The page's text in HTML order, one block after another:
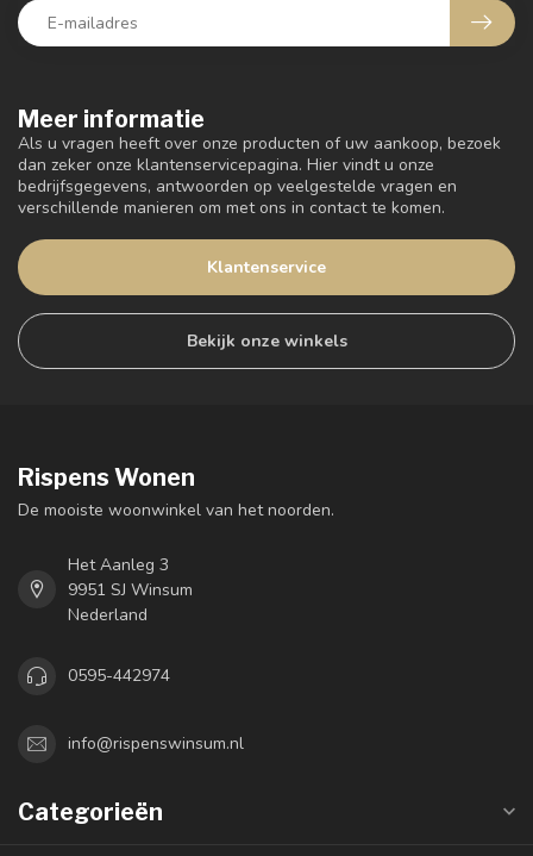
Meer informatie
Als u vragen heeft over onze producten of uw aankoop, bezoek
dan zeker onze klantenservicepagina. Hier vindt u onze
bedrijfsgegevens, antwoorden op veelgestelde vragen en
verschillende manieren om met ons in contact te komen.
Klantenservice
Bekijk onze winkels
Rispens Wonen
De mooiste woonwinkel van het noorden.
Het Aanleg 3
9951 SJ Winsum
Nederland
0595-442974
info@rispenswinsum.nl
Categorieën